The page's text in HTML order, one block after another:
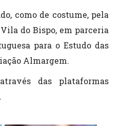
como de costume, pela
do Bispo, em parceria
para o Estudo das
Almargem.
das plataformas
.